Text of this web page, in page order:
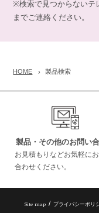
※検索で見つからないテ
までご連絡ください。
HOME 製品検索
製品・その他のお問い
お見積もりなどお気軽に
合わせください。
Site map プライバシーポリ